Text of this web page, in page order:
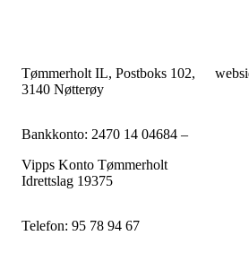
Tømmerholt IL, Postboks 102,
3140 Nøtterøy
Bankkonto: 2470 14 04684 –
Vipps Konto Tømmerholt
Idrettslag 19375
Telefon: 95 78 94 67